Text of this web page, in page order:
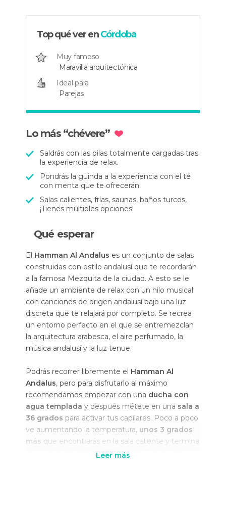
Top qué ver enCórdoba
Muy famoso
Maravilla arquitectónica
Ideal para
Parejas
Lo más “chévere”
Saldrás con las pilas totalmente cargadas tras
la experiencia de relax.
Pondrás la guinda a la experiencia con el té
con menta que te ofrecerán.
Salas calientes, frías, saunas, baños turcos,
¡Tienes múltiples opciones!
Qué esperar
El Hamman Al Andalus es un conjunto de salas
construidas con estilo andalusí que te recordarán
a la famosa Mezquita de la ciudad. A esto se le
añade un ambiente de relax con un hilo musical
con canciones de origen andalusí bajo una luz
discreta que te relajará por completo. Se recrea
un entorno perfecto en el que se entremezclan
la arquitectura arabesca, el aire perfumado, la
música andalusí y la luz tenue.
Podrás recorrer libremente el Hamman Al
Andalus, pero para disfrutarlo al máximo
recomendamos empezar con una ducha con
agua templada y después métete en una sala a
36 grados para activar tus capilares. Poco a poco
ve aumentando la temperatura, unos 3 grados
más que encontrarás en la sala caliente y termina
baño turco, ¡a 90 grados!
Leer más